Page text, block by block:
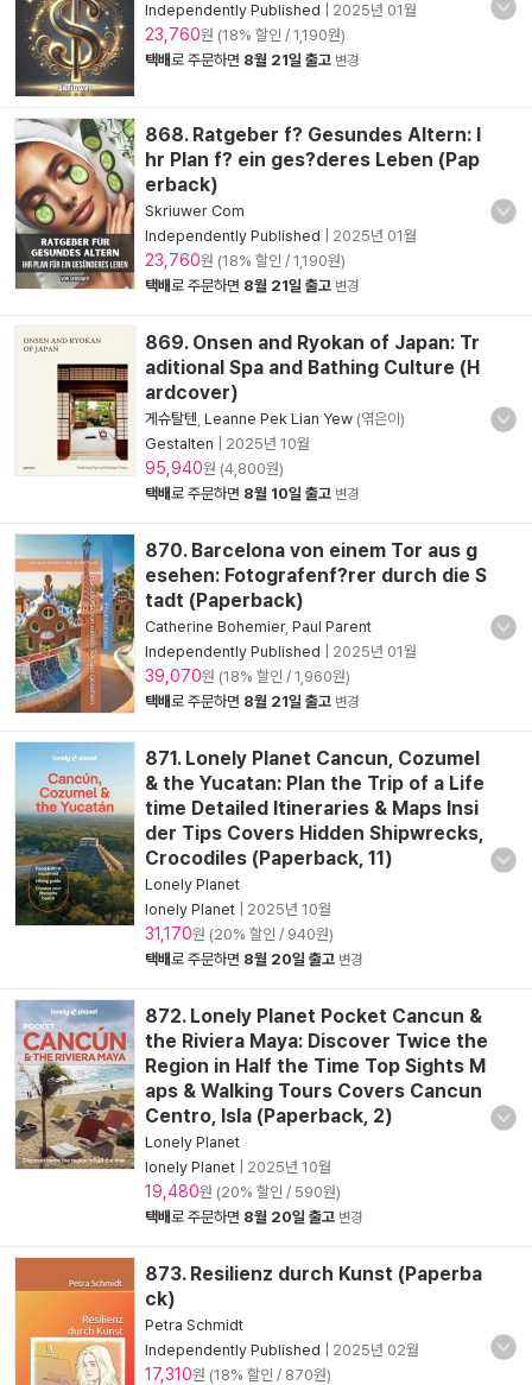
Independently Published 2025년 01월
23,760원 (18% 할인 / 1,190원)
택배로 주문하면 8월 21일 출고 변경
868. Ratgeber f? Gesundes Altern: I
hr Plan f? ein ges?deres Leben (Pap
erback)
Skriuwer Com
Independently Published
2025년 01월
23,760원 (18% 할인 / 1,190원)
택배로 주문하면 8월 21일 출고 변경
869. Onsen and Ryokan of Japan: Tr
aditional Spa and Bathing Culture (H
ardcover)
게슈탈텐 Leanne Pek Lian Yew (엮은이)
Gestalten
2025년 10월
95,940원 (4,800원)
택배로 주문하면 8월 10일 출고 변경
870. Barcelona von einem Tor aus g
esehen: Fotografenf?rer durch die S
tadt (Paperback)
Catherine Bohemier, Paul Parent
Independently Published
2025년 01월
39,070원 (18% 할인 / 1,960원)
택배로 주문하면 8월 21일 출고 변경
871. Lonely Planet Cancun, Cozumel
& the Yucatan: Plan the Trip of a Life
time Detailed Itineraries & Maps Insi
der Tips Covers Hidden Shipwrecks,
Crocodiles (Paperback, 11)
Lonely Planet
lonely Planet
2025년 10월
31,170원 (20% 할인 / 940원)
택배로 주문하면 8월 20일 출고 변경
872. Lonely Planet Pocket Cancun &
the Riviera Maya: Discover Twice the
Region in Half the Time Top Sights M
aps & Walking Tours Covers Cancun
Centro, Isla (Paperback, 2)
Lonely Planet
lonely Planet
2025년 10월
19,480원 (20% 할인 / 590원)
택배로 주문하면 8월 20일 출고 변경
873. Resilienz durch Kunst (Paperba
ck)
Petra Schmidt
Independently Published
2025년 02월
17,310원 (18% 할인 / 870원)